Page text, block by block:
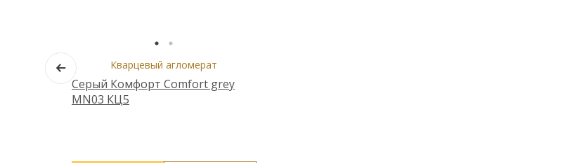
Кварцевый агломерат
Серый Комфорт Comfort grey
MN03 КЦ5